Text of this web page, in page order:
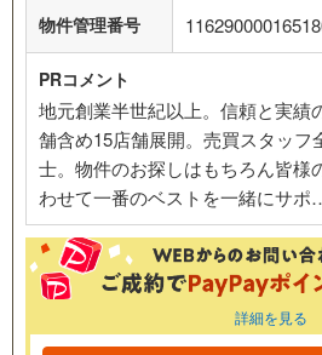
物件管理番号
PRコメント
地元創業半世紀以上。信頼と実績
舗含め15店舗展開。売買スタッフ
士。物件のお探しはもちろん皆様
わせて一番のベストを一緒にサポ
詳細を見る